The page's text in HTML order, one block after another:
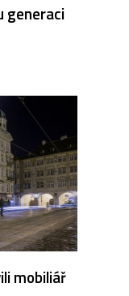
generaci
mobiliář